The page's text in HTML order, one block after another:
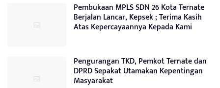
Pembukaan MPLS SDN 26 Kota Ternate
Berjalan Lancar, Kepsek ; Terima Kasih
Atas Kepercayaannya Kepada Kami
Pengurangan TKD, Pemkot Ternate dan
DPRD Sepakat Utamakan Kepentingan
Masyarakat